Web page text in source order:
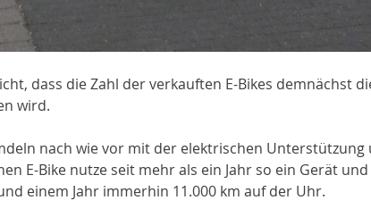
dass die Zahl der verkauften E-Bikes demnächst
wird.
nach wie vor mit der elektrischen Unterstützung
E-Bike nutze seit mehr als ein Jahr so ein Gerät
einem Jahr immerhin 11.000 km auf der Uhr.